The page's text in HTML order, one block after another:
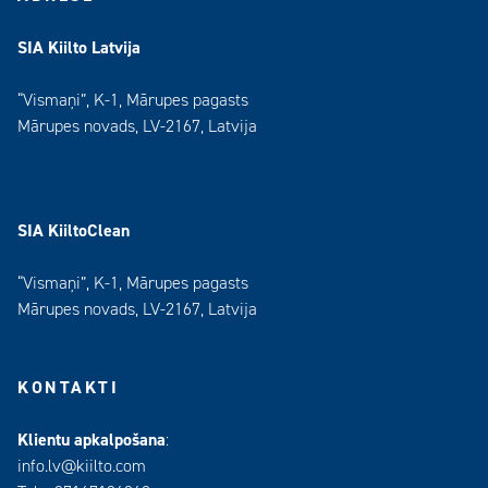
SIA Kiilto Latvija
“Vismaņi”, K-1, Mārupes pagasts
Mārupes novads, LV-2167, Latvija
SIA KiiltoClean
“Vismaņi”, K-1, Mārupes pagasts
Mārupes novads, LV-2167, Latvija
KONTAKTI
Klientu apkalpošana:
info.lv@kiilto.com